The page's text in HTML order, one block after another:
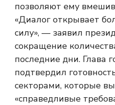
позволяют ему
«Диалог открывает
силу», — заявил
сокращение
последние дни. Глава
подтвердил
секторами, которые
«справедливые